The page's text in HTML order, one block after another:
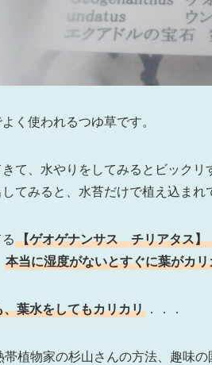
く使われるつゆ草です。
て、水やりをしてみるとビック
てみると、水苔だけで植え込まれ
【ゲオゲナンサス チリアタス】
本当に湿度がないとすぐに葉がカリ
、葉水をしてもカリカリ ．．．
帯植物家の杉山さんの方法、趣味